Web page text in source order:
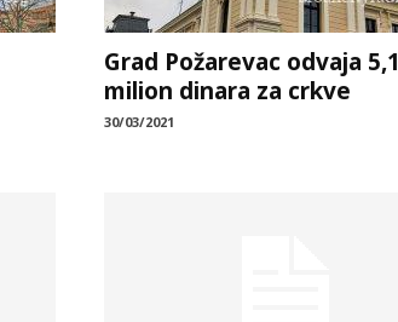
Grad Požarevac odvaja 5,1
milion dinara za crkve
30/03/2021